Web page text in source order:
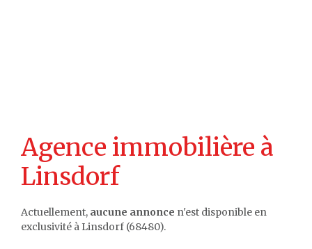
Agence immobilière à
Linsdorf
Actuellement, aucune annonce n'est disponible en
exclusivité à Linsdorf (68480).